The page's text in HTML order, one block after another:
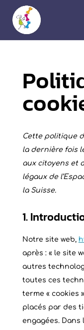
Cette politique
la dernière fois
aux citoyens et
légaux de
la Suisse.
1.
Notre site web,
après : « le site
autres
toutes ces
terme « cookies
placés par des
engagées. Dans